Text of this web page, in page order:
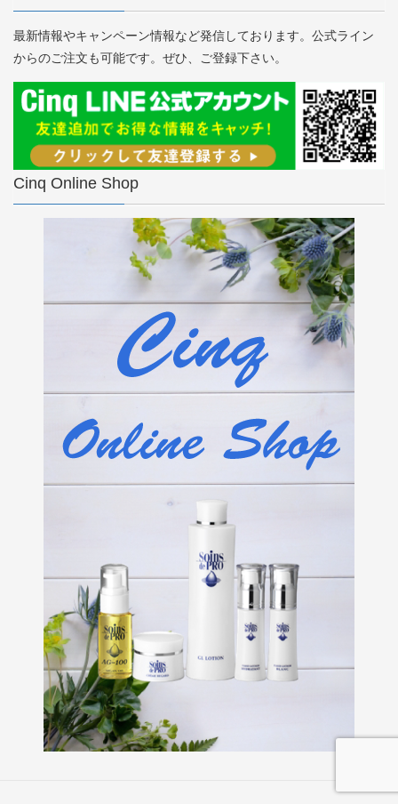
最新情報やキャンペーン情報など発信しております。公式ライン
からのご注文も可能です。ぜひ、ご登録下さい。
Cinq Online Shop